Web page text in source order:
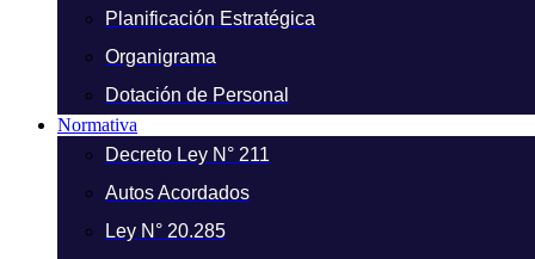
Planificación Estratégica
Organigrama
Dotación de Personal
Normativa
Decreto Ley N° 211
Autos Acordados
Ley N° 20.285